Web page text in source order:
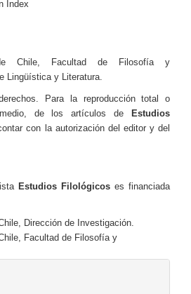
Index
Chile, Facultad de Filosofía y
Lingüística y Literatura.
Para la reproducción total o
de los artículos de
Estudios
con la autorización del editor y del
Estudios Filológicos es financiada
Dirección de Investigación.
Facultad de Filosofía y